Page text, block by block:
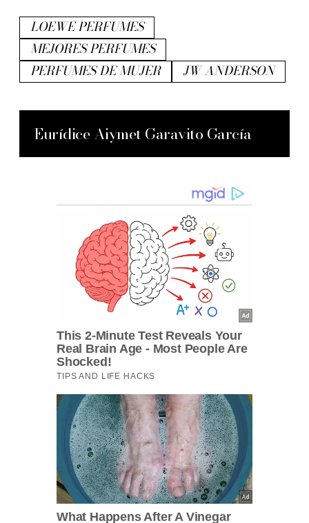
LOEWE PERFUMES
MEJORES PERFUMES
PERFUMES DE MUJER
JW ANDERSON
Eurídice Aiymet Garavito García